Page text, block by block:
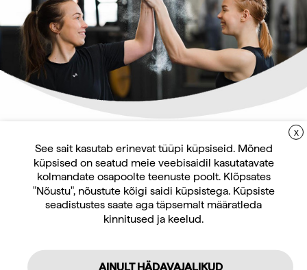
Kehahooldus
Riidekapid
Kas plaanite ehitada või renoveerida oma
spordikeskuse riietusruumi?
Aitame planeerida ruumi ja funktsioone alates
esialgsetest mõõtmistest kuni mööbli paigalduseni.
Meilt saate garderoobiruumi visuaalse kujunduse,
pakkumise ruumile kõige paremini sobivale
kapisüsteemile, mis on teostatud Teie poolt soovitud
kapikomplektiga, kapi lukud ja tarvikud, tarne,
Pilte valminud asjadest vaata tootja kodulehelt
X
See sait kasutab erinevat tüüpi küpsiseid. Mõned
küpsised on seatud meie veebisaidil kasutatavate
kolmandate osapoolte teenuste poolt. Klõpsates
"Nõustu", nõustute kõigi saidi küpsistega. Küpsiste
seadistustes saate aga täpsemalt määratleda
kinnitused ja keelud.
AINULT HÄDAVAJALIKUD
LIITUGE UUDISKIRJAGA
Uudiskirja tellijana saate jooksvat teavet ja
pakkumisi teid huvitavate küsimuste kohta
ning 10% allahindlust oma esimeselt veebipoe
tellimuselt.